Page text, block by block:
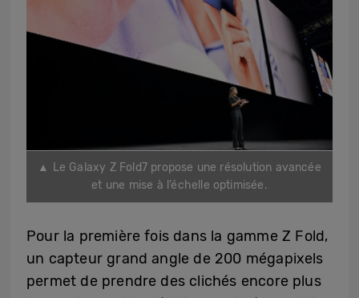
▲ Le Galaxy Z Fold7 propose une résolution avancée
et une mise à l’échelle optimisée.
Pour la première fois dans la gamme Z Fold,
un capteur grand angle de 200 mégapixels
permet de prendre des clichés encore plus